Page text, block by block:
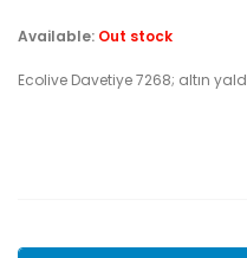
Available: Out stock
Ecolive Davetiye 7268; altın